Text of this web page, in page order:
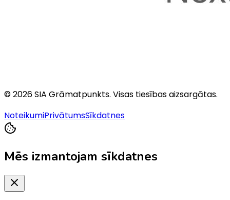
©2026SIA Grāmatpunkts. Visas tiesības aizsargātas.
NoteikumiPrivātumsSīkdatnes
Mēs izmantojam sīkdatnes